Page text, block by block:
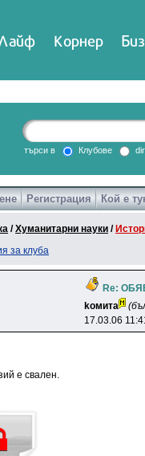
Корнер
DirTV Impressio
търси в Клубове
Регистрация Кой е
/Хуманитарни науки /
за клуба
Re:
koмитa
17.03.06
е свален.